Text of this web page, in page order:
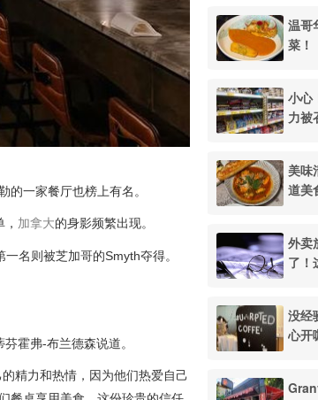
一家餐厅也榜上有名。
加拿大的身影频繁出现。
名则被芝加哥的Smyth夺得。
霍弗-布兰德森说道。
精力和热情，因为他们热爱自己
温哥
菜！
小心
力被
美味
道美
外卖
了！
没经
心开